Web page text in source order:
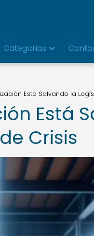
Categorías
Está Salvando la
Está
Crisis